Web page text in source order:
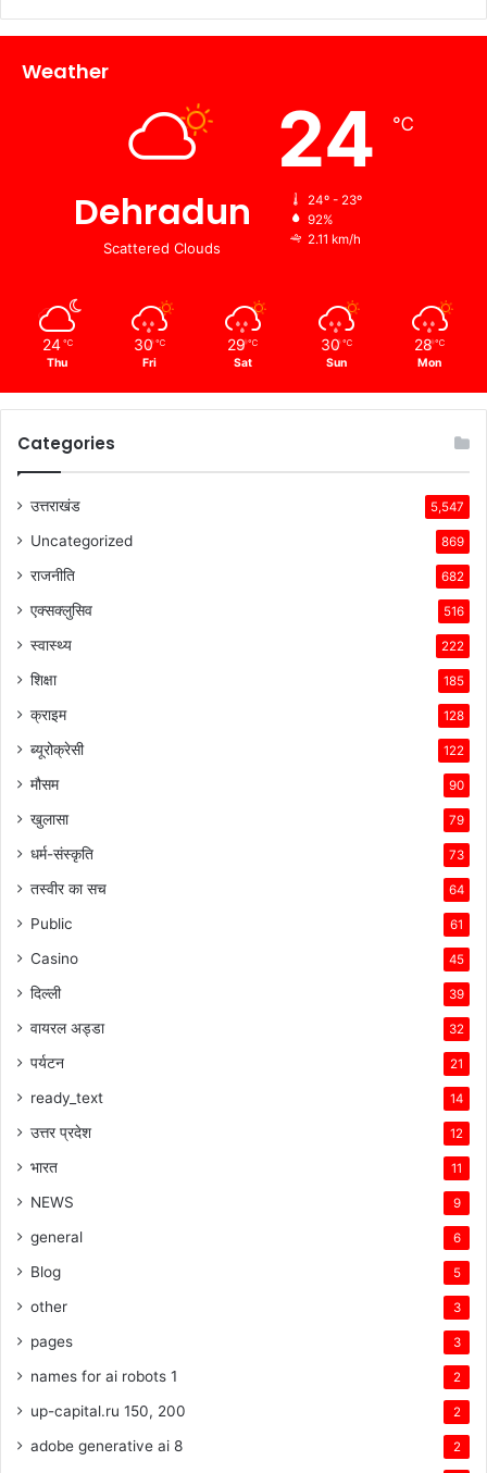
Weather
Dehradun
Scattered Clouds
24 ℃
24º - 23º
92%
2.11 km/h
24 ℃
Thu
30 ℃
Fri
29 ℃
Sat
30 ℃
Sun
28 ℃
Mon
Categories
उत्तराखंड 5,547
Uncategorized 869
राजनीति 682
एक्सक्लुसिव 516
स्वास्थ्य 222
शिक्षा 185
क्राइम 128
ब्यूरोक्रेसी 122
मौसम 90
खुलासा 79
धर्म-संस्कृति 73
तस्वीर का सच 64
Public 61
Casino 45
दिल्ली 39
वायरल अड्डा 32
पर्यटन 21
ready_text 14
उत्तर प्रदेश 12
भारत 11
NEWS 9
general 6
Blog 5
other 3
pages 3
names for ai robots 1 2
up-capital.ru 150, 200 2
adobe generative ai 8 2